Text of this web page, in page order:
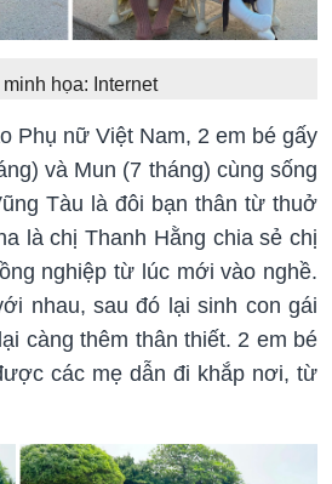
họa: Internet
Phụ nữ Việt Nam, 2 em bé gấy
và Mun (7 tháng) cùng sống
Tàu là đôi bạn thân từ thuở
là chị Thanh Hằng chia sẻ chị
nghiệp từ lúc mới vào nghề.
nhau, sau đó lại sinh con gái
càng thêm thân thiết. 2 em bé
các mẹ dẫn đi khắp nơi, từ